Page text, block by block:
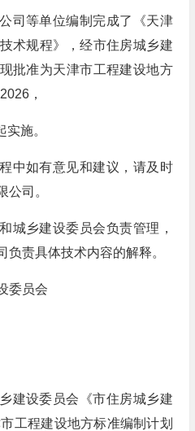
司等单位编制完成了《天津
术规程》，经市住房城乡建
批准为天津市工程建设地方
，
施。
中如有意见和建议，请及时
公司。
城乡建设委员会负责管理，
负责具体技术内容的解释。
委员会
建设委员会《市住房城乡建
工程建设地方标准编制计划